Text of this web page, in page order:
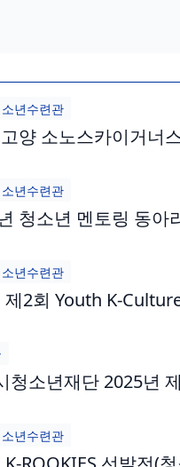
년수련관
양 소노스카이거너
년수련관
청소년 멘토링 동아
년수련관
제2회 Youth K-
청소년재단 2025년
년수련관